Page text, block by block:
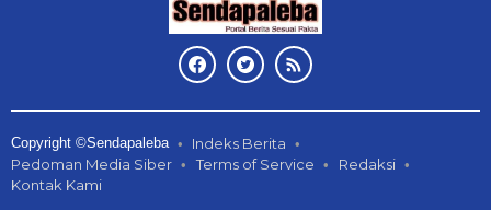
Copyright ©Sendapaleba
Indeks Berita
Pedoman Media Siber
Terms of Service
Redaksi
Kontak Kami